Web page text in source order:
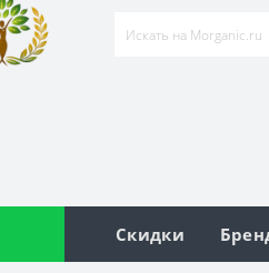
Скидки